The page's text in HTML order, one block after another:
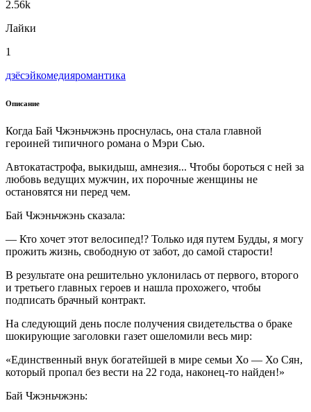
2.56k
Лайки
1
дзёсэйкомедияромантика
Описание
Когда Бай Чжэньчжэнь проснулась, она стала главной
героиней типичного романа о Мэри Сью.
Автокатастрофа, выкидыш, амнезия... Чтобы бороться с ней за
любовь ведущих мужчин, их порочные женщины не
остановятся ни перед чем.
Бай Чжэньчжэнь сказала:
— Кто хочет этот велосипед!? Только идя путем Будды, я могу
прожить жизнь, свободную от забот, до самой старости!
В результате она решительно уклонилась от первого, второго
и третьего главных героев и нашла прохожего, чтобы
подписать брачный контракт.
На следующий день после получения свидетельства о браке
шокирующие заголовки газет ошеломили весь мир:
«Единственный внук богатейшей в мире семьи Хо — Хо Сян,
который пропал без вести на 22 года, наконец-то найден!»
Бай Чжэньчжэнь: